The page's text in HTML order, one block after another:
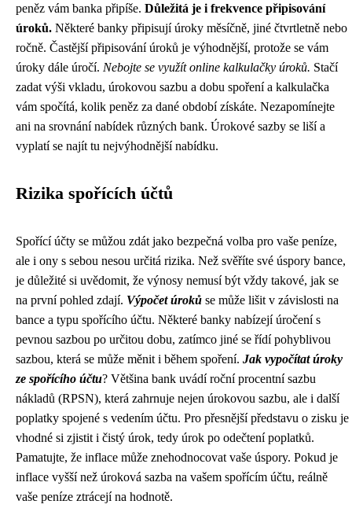
peněz vám banka připíše. Důležitá je i frekvence připisování
úroků. Některé banky připisují úroky měsíčně, jiné čtvrtletně nebo
ročně. Častější připisování úroků je výhodnější, protože se vám
úroky dále úročí. Nebojte se využít online kalkulačky úroků. Stačí
zadat výši vkladu, úrokovou sazbu a dobu spoření a kalkulačka
vám spočítá, kolik peněz za dané období získáte. Nezapomínejte
ani na srovnání nabídek různých bank. Úrokové sazby se liší a
vyplatí se najít tu nejvýhodnější nabídku.
Rizika spořících účtů
Spořící účty se můžou zdát jako bezpečná volba pro vaše peníze,
ale i ony s sebou nesou určitá rizika. Než svěříte své úspory bance,
je důležité si uvědomit, že výnosy nemusí být vždy takové, jak se
na první pohled zdají. Výpočet úroků se může lišit v závislosti na
bance a typu spořícího účtu. Některé banky nabízejí úročení s
pevnou sazbou po určitou dobu, zatímco jiné se řídí pohyblivou
sazbou, která se může měnit i během spoření. Jak vypočítat úroky
ze spořícího účtu? Většina bank uvádí roční procentní sazbu
nákladů (RPSN), která zahrnuje nejen úrokovou sazbu, ale i další
poplatky spojené s vedením účtu. Pro přesnější představu o zisku je
vhodné si zjistit i čistý úrok, tedy úrok po odečtení poplatků.
Pamatujte, že inflace může znehodnocovat vaše úspory. Pokud je
inflace vyšší než úroková sazba na vašem spořícím účtu, reálně
vaše peníze ztrácejí na hodnotě.